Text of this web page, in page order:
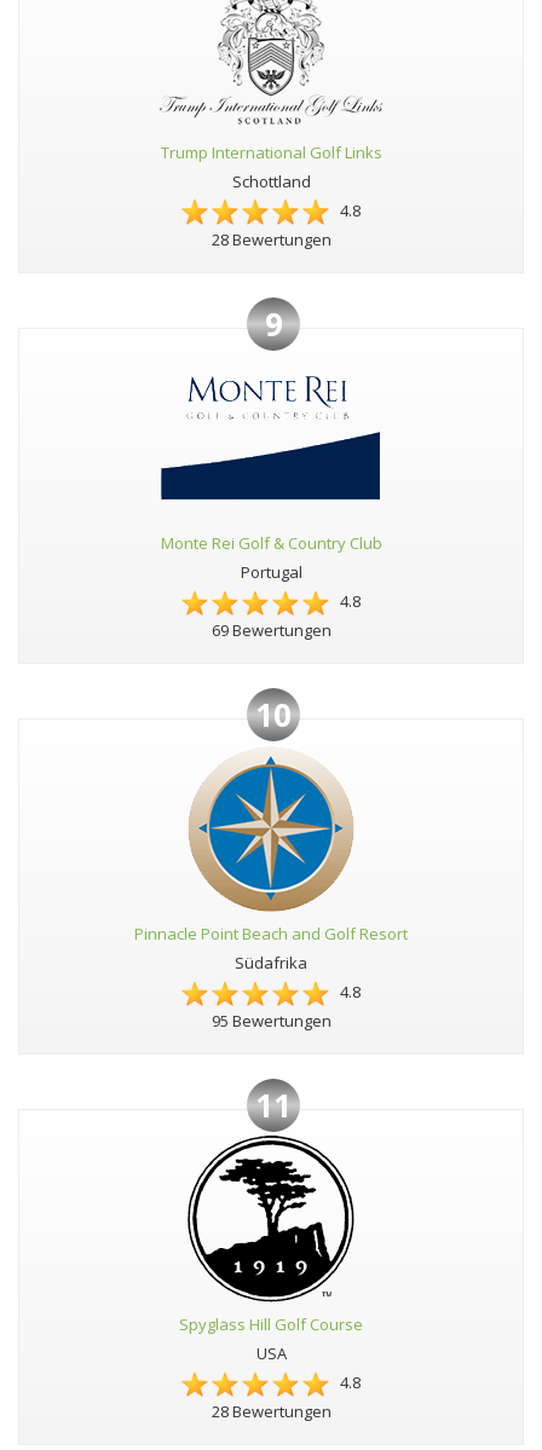
Trump International Golf Links
Schottland
4.8
28 Bewertungen
9
Monte Rei Golf & Country Club
Portugal
4.8
69 Bewertungen
10
Pinnacle Point Beach and Golf Resort
Südafrika
4.8
95 Bewertungen
11
Spyglass Hill Golf Course
USA
4.8
28 Bewertungen